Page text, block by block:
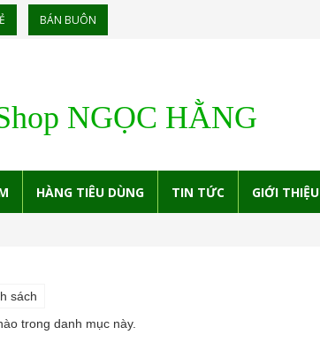
BÁN BUÔN
NGỌC HẰNG
HÀNG TIÊU DÙNG TIN TỨC GIỚI THIỆU
sách
trong danh mục này.